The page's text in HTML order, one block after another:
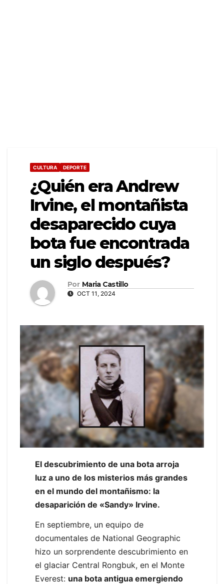
CULTURA DEPORTE
¿Quién era Andrew
Irvine, el montañista
desaparecido cuya
bota fue encontrada
un siglo después?
Por Maria Castillo
OCT 11, 2024
El descubrimiento de una bota arroja
luz a uno de los misterios más grandes
en el mundo del montañismo: la
desaparición de «Sandy» Irvine.
En septiembre, un equipo de
documentales de National Geographic
hizo un sorprendente descubrimiento en
el glaciar Central Rongbuk, en el Monte
Everest: una bota antigua emergiendo